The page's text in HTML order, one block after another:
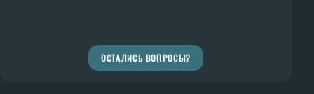
ОСТАЛИСЬ ВОПРОСЫ?